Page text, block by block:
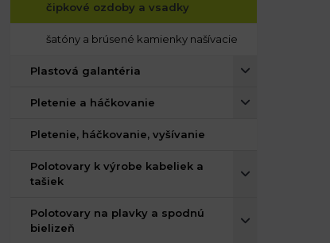
čipkové ozdoby a vsadky
šatóny a brúsené kamienky našívacie
Plastová galantéria
Pletenie a háčkovanie
Pletenie, háčkovanie, vyšívanie
Polotovary k výrobe kabeliek a
tašiek
Polotovary na plavky a spodnú
bielizeň